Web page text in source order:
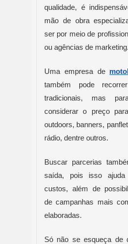
qualidade, é
mão de obra
ser por meio de
ou agências de marketing.
Uma empresa de
também pode
tradicionais, mas
considerar o preço
outdoors, banners,
rádio, dentre outros.
Buscar parcerias
saída, pois isso
custos, além de
de campanhas mais
elaboradas.
Só não se esqueça de